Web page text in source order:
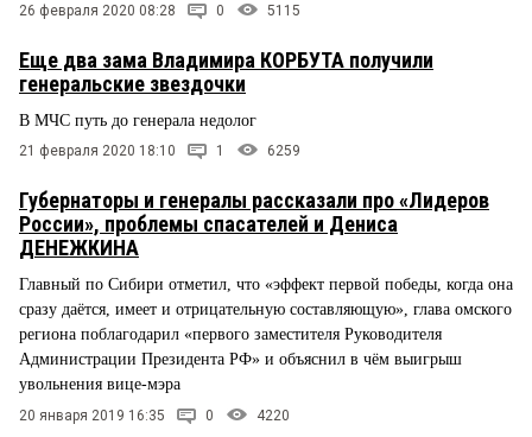
26 февраля 2020 08:28 0 5115
Еще два зама Владимира КОРБУТА получили
генеральские звездочки
В МЧС путь до генерала недолог
21 февраля 2020 18:10 1 6259
Губернаторы и генералы рассказали про «Лидеров
России», проблемы спасателей и Дениса
ДЕНЕЖКИНА
Главный по Сибири отметил, что «эффект первой победы, когда она
сразу даётся, имеет и отрицательную составляющую», глава омского
региона поблагодарил «первого заместителя Руководителя
Администрации Президента РФ» и объяснил в чём выигрыш
увольнения вице-мэра
20 января 2019 16:35 0 4220